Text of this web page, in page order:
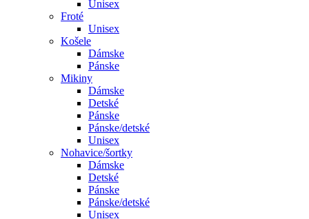
Unisex
Froté
Unisex
Košele
Dámske
Pánske
Mikiny
Dámske
Detské
Pánske
Pánske/detské
Unisex
Nohavice/šortky
Dámske
Detské
Pánske
Pánske/detské
Unisex